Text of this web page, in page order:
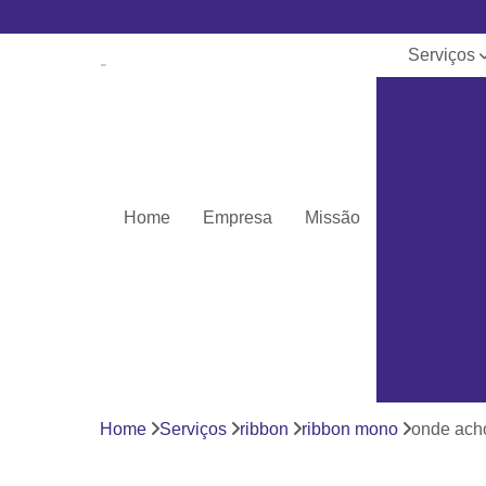
Home Empresa Missão
Serviços
Home Serviços ribbon ribbon mono onde